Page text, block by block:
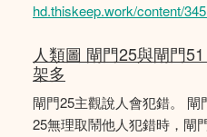
hd.thiskeep.work/content/
人類圖 閘門25與閘門
架多
閘門25主觀說人會犯錯。
25無理取鬧他人犯錯時，閘